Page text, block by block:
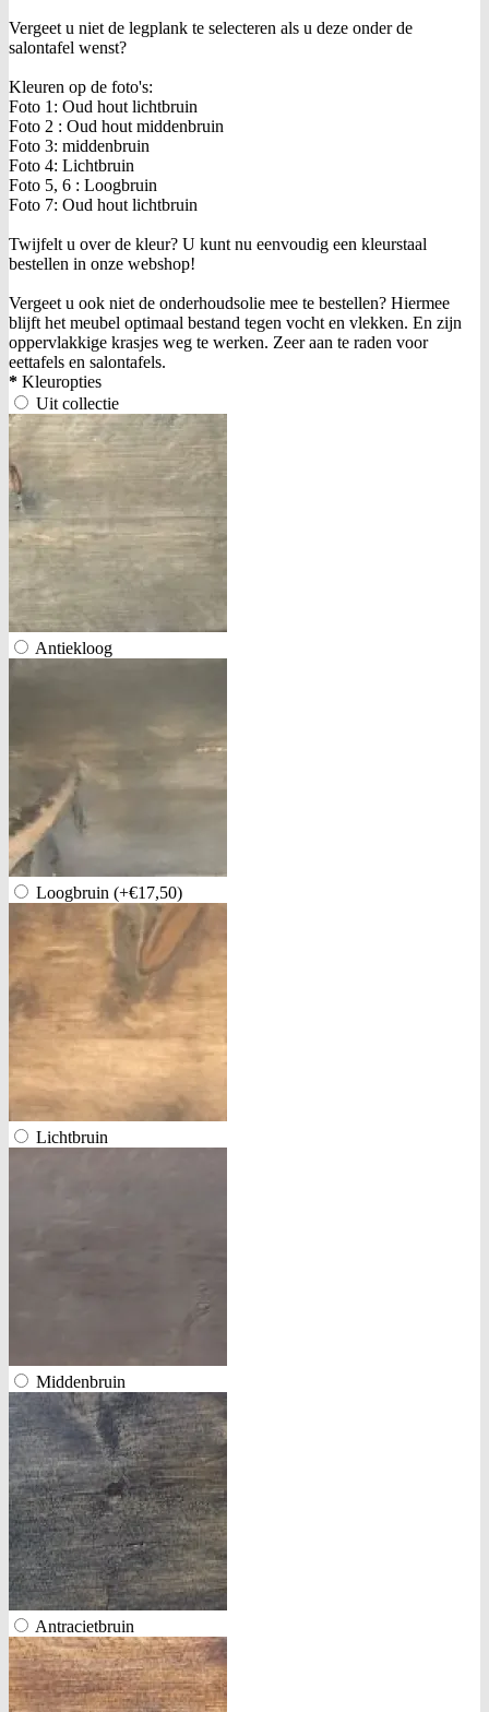
Vergeet u niet de legplank te selecteren als u deze onder de
salontafel wenst?
Kleuren op de foto's:
Foto 1: Oud hout lichtbruin
Foto 2 : Oud hout middenbruin
Foto 3: middenbruin
Foto 4: Lichtbruin
Foto 5, 6 : Loogbruin
Foto 7: Oud hout lichtbruin
Twijfelt u over de kleur? U kunt nu eenvoudig een kleurstaal
bestellen in onze webshop!
Vergeet u ook niet de onderhoudsolie mee te bestellen? Hiermee
blijft het meubel optimaal bestand tegen vocht en vlekken. En zijn
oppervlakkige krasjes weg te werken. Zeer aan te raden voor
eettafels en salontafels.
* Kleuropties
Uit collectie
Antiekloog
Loogbruin (+€17,50)
Lichtbruin
Middenbruin
Antracietbruin